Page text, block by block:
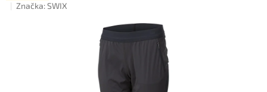
Značka:SWIX